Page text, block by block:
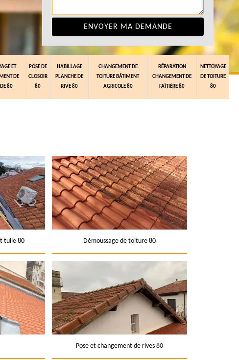
ET
DE
80
POSE DE
CLOSOIR
80
HABILLAGE
PLANCHE DE
RIVE 80
CHANGEMENT DE
TOITURE BÂTIMENT
AGRICOLE 80
RÉPARATION
CHANGEMENT DE
FAÎTIÈRE 80
NETTOYAGE
DE TOITURE
80
tuile 80 Démoussage de toiture 80
Pose et changement de rives 80